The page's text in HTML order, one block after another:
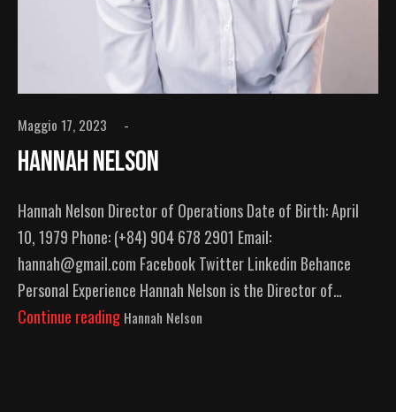
Maggio 17, 2023
Hannah Nelson
Hannah Nelson Director of Operations Date of Birth: April
10, 1979 Phone: (+84) 904 678 2901 Email:
hannah@gmail.com Facebook Twitter Linkedin Behance
Personal Experience​ Hannah Nelson is the Director of…
Continue reading Hannah Nelson